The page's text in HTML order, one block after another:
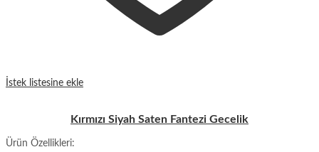
İstek listesine ekle
Kırmızı Siyah Saten Fantezi Gecelik
Ürün Özellikleri: